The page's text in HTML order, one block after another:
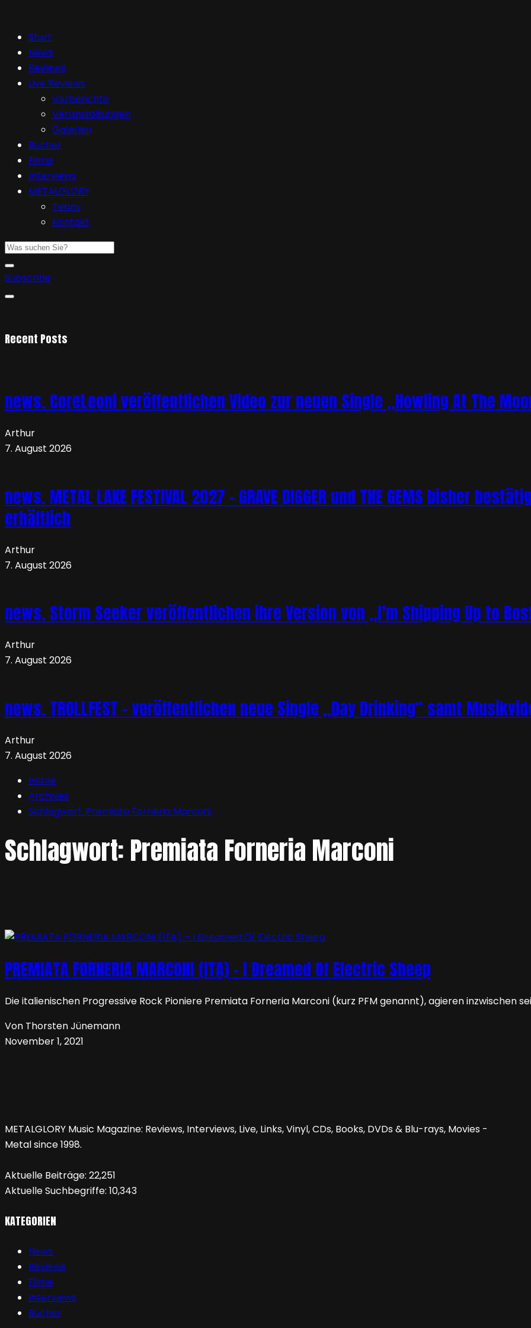
Start
News
Reviews
Live Reviews
Vorberichte
Veranstaltungen
Galerien
Bücher
Filme
Interviews
METALGLORY
Team
Kontakt
Subscribe
Recent Posts
news. CoreLeoni veröffentlichen Video zur neuen Single „Howling At The
Arthur
7. August 2026
news. METAL LAKE FESTIVAL 2027 – GRAVE DIGGER und THE GEMS bisher
erhältlich
Arthur
7. August 2026
news. Storm Seeker veröffentlichen ihre Version von „I’m Shipping Up to
Arthur
7. August 2026
news. TROLLFEST – veröffentlichen neue Single „Day Drinking“ samt
Arthur
7. August 2026
Home
Archives
Schlagwort: Premiata Forneria Marconi
Schlagwort: Premiata Forneria Marconi
PREMIATA FORNERIA MARCONI (ITA) – I Dreamed Of Electric Sheep
Die italienischen Progressive Rock Pioniere Premiata Forneria Marconi (kurz PFM genannt), agieren inzwischen
Von Thorsten Jünemann
November 1, 2021
METALGLORY Music Magazine: Reviews, Interviews, Live, Links, Vinyl, CDs, Books, DVDs & Blu-rays, Movies -
Metal since 1998.
Aktuelle Beiträge: 22,251
Aktuelle Suchbegriffe: 10,343
KATEGORIEN
News
Reviews
Filme
Interviews
Bücher